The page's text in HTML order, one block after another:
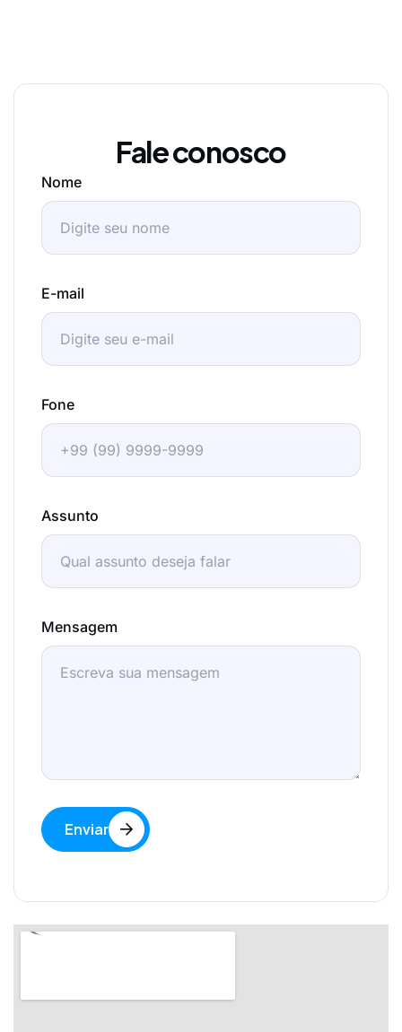
Fale conosco
Nome
E-mail
Fone
Assunto
Mensagem
Enviar